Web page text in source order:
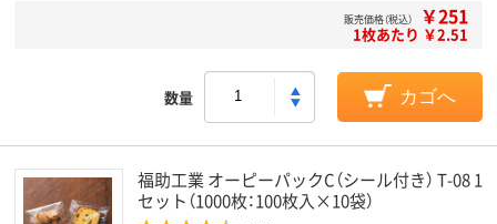
販売価格（税込） ￥251
1枚あたり ￥2.51
数量 カゴへ
福助工業 オーピーパックC（シール付き） T-08 1
セット（1000枚：100枚入×10袋）